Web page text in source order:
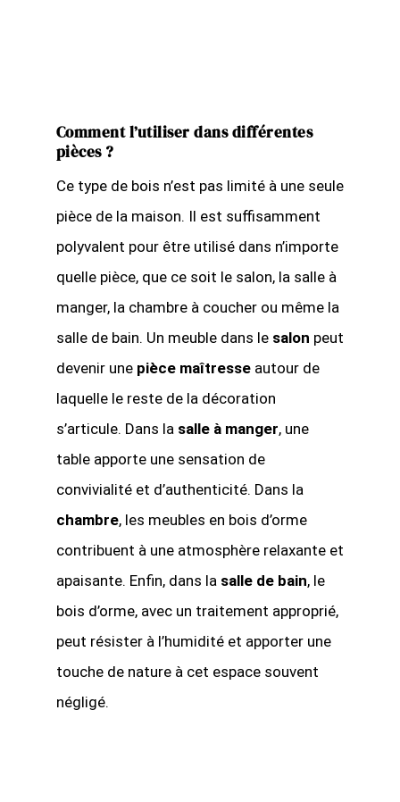
Comment l’utiliser dans différentes
pièces ?
Ce type de bois n’est pas limité à une seule
pièce de la maison. Il est suffisamment
polyvalent pour être utilisé dans n’importe
quelle pièce, que ce soit le salon, la salle à
manger, la chambre à coucher ou même la
salle de bain. Un meuble dans le salon peut
devenir une pièce maîtresseautour de
laquelle le reste de la décoration
s’articule. Dans la salle à manger, une
table apporte une sensation de
convivialité et d’authenticité. Dans la
chambre, les meubles en bois d’orme
contribuent à une atmosphère relaxante et
apaisante. Enfin, dans la salle de bain, le
bois d’orme, avec un traitement approprié,
peut résister à l’humidité et apporter une
touche de nature à cet espace souvent
négligé.